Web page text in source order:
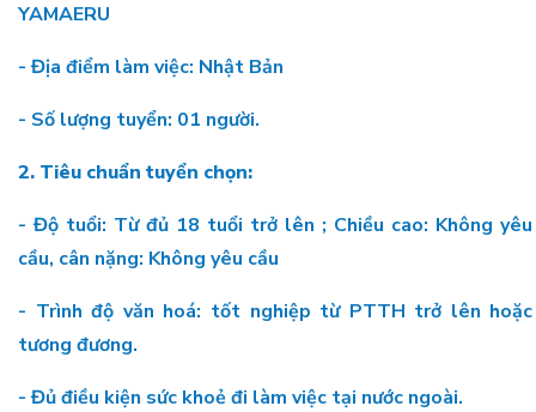
YAMAERU
- Địa điểm làm việc: Nhật Bản
- Số lượng tuyển: 01 người.
2. Tiêu chuẩn tuyển chọn:
- Độ tuổi: Từ đủ 18 tuổi trở lên ; Chiều cao: Không yêu
cầu, cân nặng: Không yêu cầu
- Trình độ văn hoá: tốt nghiệp từ PTTH trở lên hoặc
tương đương.
- Đủ điều kiện sức khoẻ đi làm việc tại nước ngoài.